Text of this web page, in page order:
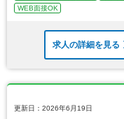
WEB面接OK
求人の詳細を見る
更新日：2026年6月19日